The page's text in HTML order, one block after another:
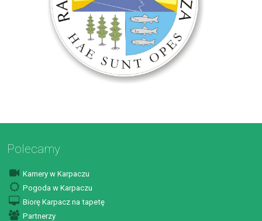
Polecamy
Kamery w Karpaczu
Pogoda w Karpaczu
Biorę Karpacz na tapetę
Partnerzy